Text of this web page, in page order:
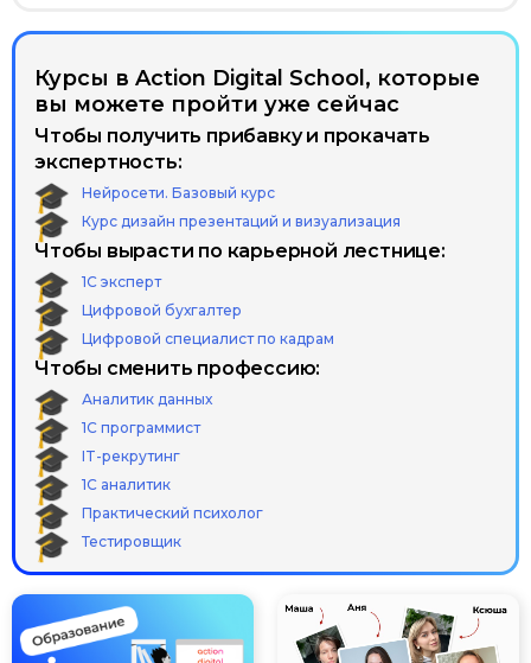
Курсы в Action Digital School, которые
вы можете пройти уже сейчас
Чтобы получить прибавку и прокачать
экспертность:
Нейросети. Базовый курс
Курс дизайн презентаций и визуализация
Чтобы вырасти по карьерной лестнице:
1С эксперт
Цифровой бухгалтер
Цифровой специалист по кадрам
Чтобы сменить профессию:
Аналитик данных
1С программист
IT-рекрутинг
1С аналитик
Практический психолог
Тестировщик